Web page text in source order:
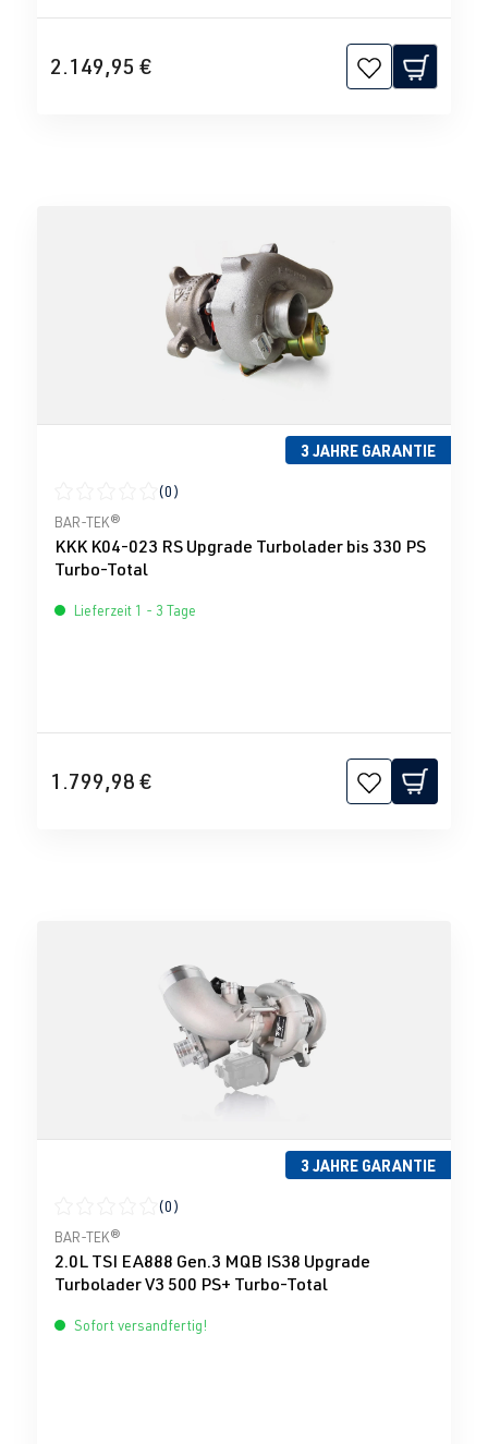
2.149,95 €
3 JAHRE GARANTIE
Durchschnittliche Bewertung von 0 von 5 Sternen
(0)
BAR-TEK®
KKK K04-023 RS Upgrade Turbolader bis 330 PS
Turbo-Total
Lieferzeit 1 - 3 Tage
1.799,98 €
3 JAHRE GARANTIE
Durchschnittliche Bewertung von 0 von 5 Sternen
(0)
BAR-TEK®
2.0L TSI EA888 Gen.3 MQB IS38 Upgrade
Turbolader V3 500 PS+ Turbo-Total
Sofort versandfertig!